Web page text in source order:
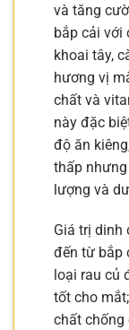
và tăng
bắp cải với
khoai tây,
hương vị
chất và
này đặc
độ ăn
thấp
lượng và
Giá trị dinh
đến từ bắp
loại rau củ
tốt cho
chất chống